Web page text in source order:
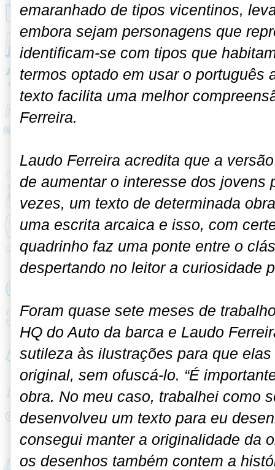
emaranhado de tipos vicentinos,
embora sejam personagens que
identificam-se com tipos que
termos optado em usar o português
texto facilita uma melhor
Ferreira.
Laudo Ferreira acredita que a
de aumentar o interesse dos jovens
vezes, um texto de determinada
uma escrita arcaica e isso, com
quadrinho faz uma ponte entre o
despertando no leitor a curiosidade
Foram quase sete meses de
HQ do Auto da barca e Laudo
sutileza às ilustrações para que
original, sem ofuscá-lo. “É
obra. No meu caso, trabalhei como
desenvolveu um texto para eu
consegui manter a originalidade da
os desenhos também contem a